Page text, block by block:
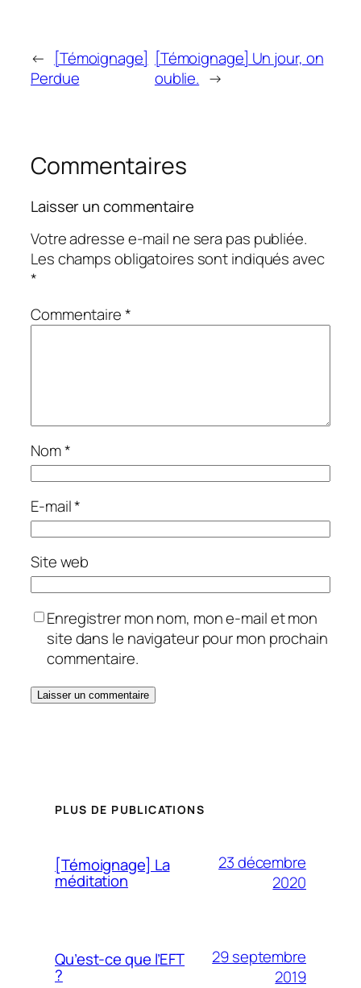
← [Témoignage]
Perdue
[Témoignage] Un jour, on
oublie. →
Commentaires
Laisser un commentaire
Votre adresse e-mail ne sera pas publiée.
Les champs obligatoires sont indiqués avec
*
Commentaire*
Nom*
E-mail*
Site web
Enregistrer mon nom, mon e-mail et mon
site dans le navigateur pour mon prochain
commentaire.
PLUS DE PUBLICATIONS
[Témoignage] La
méditation
23 décembre
2020
Qu’est-ce que l’EFT
?
29 septembre
2019